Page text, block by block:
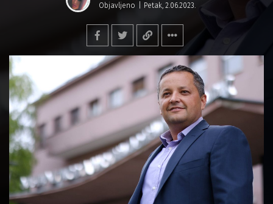
Objavljeno
Petak, 2.06.2023.